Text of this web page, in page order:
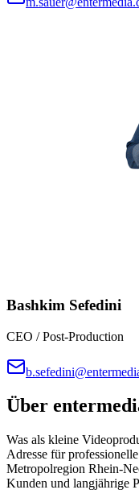
Bashkim Sefedini
CEO / Post-Production
Über
Was als kleine
Adresse für
Metropolregion Rhein-
Kunden und langjährige